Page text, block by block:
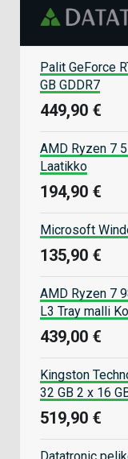
Palit GeForce
GB GDDR7
449,90 €
AMD Ryzen 7
Laatikko
194,90 €
Microsoft
135,90 €
AMD Ryzen 7
L3 Tray malli
439,00 €
Kingston
32 GB 2 x 16
519,90 €